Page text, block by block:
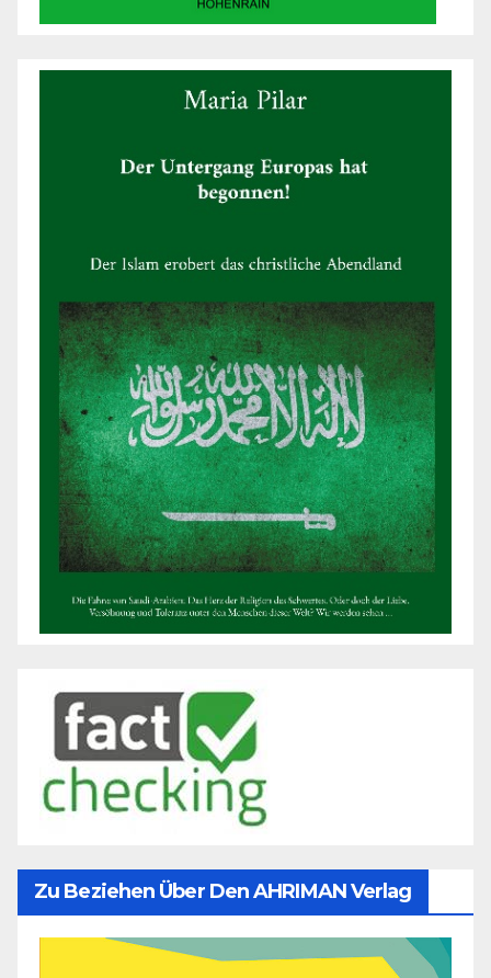
Zu Beziehen Über Den AHRIMAN Verlag